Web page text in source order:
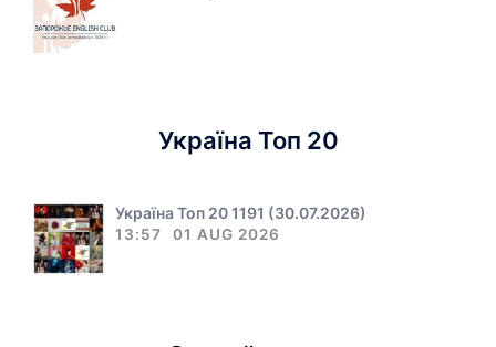
Україна Топ 20
Україна Топ 20 1191 (30.07.2026)
13:57 01 AUG 2026